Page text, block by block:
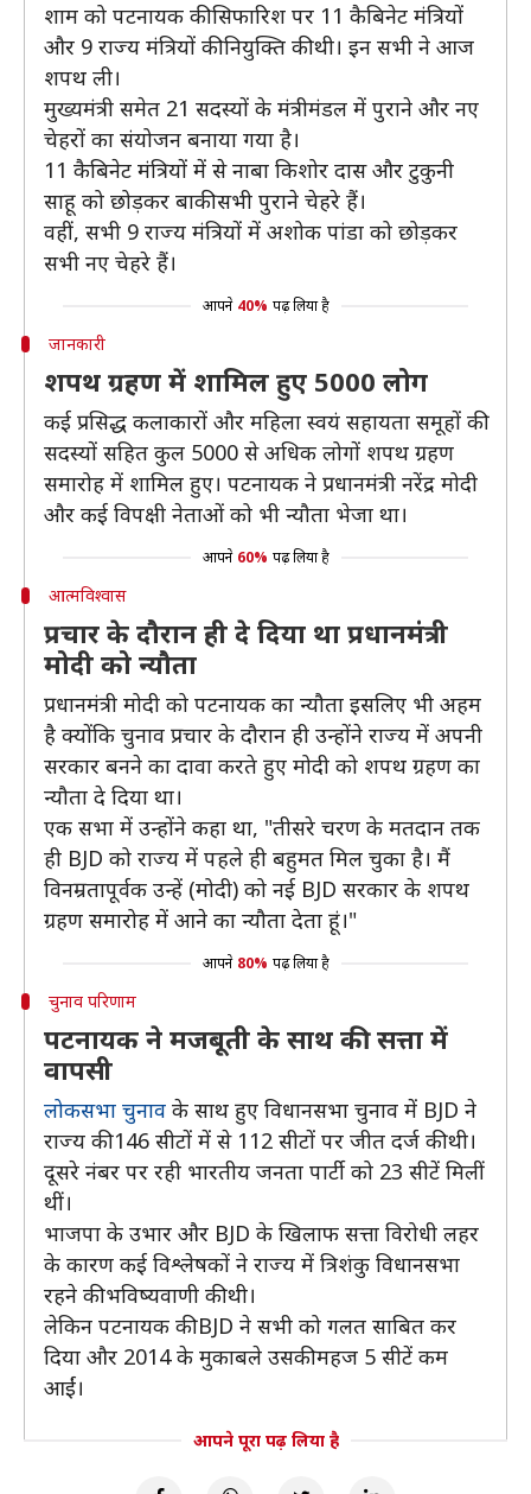
शाम को पटनायक की सिफारिश पर 11 कैबिनेट मंत्रियों
और 9 राज्य मंत्रियों की नियुक्ति की थी। इन सभी ने आज
शपथ ली।
मुख्यमंत्री समेत 21 सदस्यों के मंत्रीमंडल में पुराने और नए
चेहरों का संयोजन बनाया गया है।
11 कैबिनेट मंत्रियों में से नाबा किशोर दास और टुकुनी
साहू को छोड़कर बाकी सभी पुराने चेहरे हैं।
वहीं, सभी 9 राज्य मंत्रियों में अशोक पांडा को छोड़कर
सभी नए चेहरे हैं।
आपने 40% पढ़ लिया है
जानकारी
शपथ ग्रहण में शामिल हुए 5000 लोग
कई प्रसिद्ध कलाकारों और महिला स्वयं सहायता समूहों की
सदस्यों सहित कुल 5000 से अधिक लोगों शपथ ग्रहण
समारोह में शामिल हुए। पटनायक ने प्रधानमंत्री नरेंद्र मोदी
और कई विपक्षी नेताओं को भी न्यौता भेजा था।
आपने 60% पढ़ लिया है
आत्मविश्वास
प्रचार के दौरान ही दे दिया था प्रधानमंत्री
मोदी को न्यौता
प्रधानमंत्री मोदी को पटनायक का न्यौता इसलिए भी अहम
है क्योंकि चुनाव प्रचार के दौरान ही उन्होंने राज्य में अपनी
सरकार बनने का दावा करते हुए मोदी को शपथ ग्रहण का
न्यौता दे दिया था।
एक सभा में उन्होंने कहा था, "तीसरे चरण के मतदान तक
ही BJD को राज्य में पहले ही बहुमत मिल चुका है। मैं
विनम्रतापूर्वक उन्हें (मोदी) को नई BJD सरकार के शपथ
ग्रहण समारोह में आने का न्यौता देता हूं।"
आपने 80% पढ़ लिया है
चुनाव परिणाम
पटनायक ने मजबूती के साथ की सत्ता में
वापसी
लोकसभा चुनाव के साथ हुए विधानसभा चुनाव में BJD ने
राज्य की 146 सीटों में से 112 सीटों पर जीत दर्ज की थी।
दूसरे नंबर पर रही भारतीय जनता पार्टी को 23 सीटें मिलीं
थीं।
भाजपा के उभार और BJD के खिलाफ सत्ता विरोधी लहर
के कारण कई विश्लेषकों ने राज्य में त्रिशंकु विधानसभा
रहने की भविष्यवाणी की थी।
लेकिन पटनायक की BJD ने सभी को गलत साबित कर
दिया और 2014 के मुकाबले उसकी महज 5 सीटें कम
आईं।
आपने पूरा पढ़ लिया है